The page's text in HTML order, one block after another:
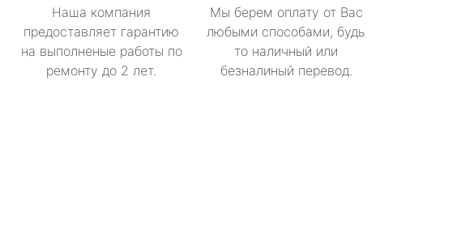
Наша компания
предоставляет гарантию
на выполненые работы по
ремонту до 2 лет.
Мы берем оплату от Вас
любыми способами, будь
то наличный или
безналиный перевод.